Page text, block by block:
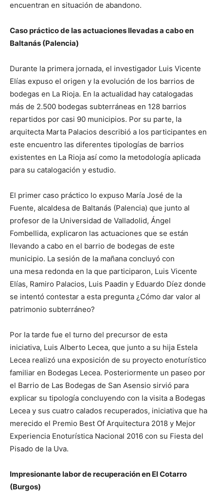
encuentran en situación de abandono.
Caso práctico de las actuaciones llevadas a cabo en
Baltanás (Palencia)
Durante la primera jornada, el investigador Luis Vicente
Elías expuso el origen y la evolución de los barrios de
bodegas en La Rioja. En la actualidad hay catalogadas
más de 2.500 bodegas subterráneas en 128 barrios
repartidos por casi 90 municipios. Por su parte, la
arquitecta Marta Palacios describió a los participantes en
este encuentro las diferentes tipologías de barrios
existentes en La Rioja así como la metodología aplicada
para su catalogación y estudio.
El primer caso práctico lo expuso María José de la
Fuente, alcaldesa de Baltanás (Palencia) que junto al
profesor de la Universidad de Valladolid, Ángel
Fombellida, explicaron las actuaciones que se están
llevando a cabo en el barrio de bodegas de este
municipio. La sesión de la mañana concluyó con
una mesa redonda en la que participaron, Luis Vicente
Elías, Ramiro Palacios, Luis Paadin y Eduardo Díez donde
se intentó contestar a esta pregunta ¿Cómo dar valor al
patrimonio subterráneo?
Por la tarde fue el turno del precursor de esta
iniciativa, Luis Alberto Lecea, que junto a su hija Estela
Lecea realizó una exposición de su proyecto enoturístico
familiar en Bodegas Lecea. Posteriormente un paseo por
el Barrio de Las Bodegas de San Asensio sirvió para
explicar su tipología concluyendo con la visita a Bodegas
Lecea y sus cuatro calados recuperados, iniciativa que ha
merecido el Premio Best Of Arquitectura 2018 y Mejor
Experiencia Enoturística Nacional 2016 con su Fiesta del
Pisado de la Uva.
Impresionante labor de recuperación en El Cotarro
(Burgos)